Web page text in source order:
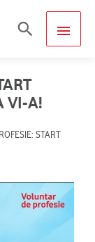
MAIN
Search
VI-A!
START